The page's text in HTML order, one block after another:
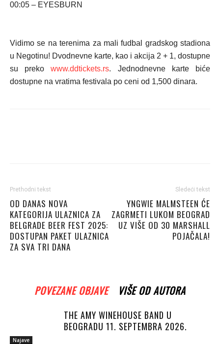
00:05 – EYESBURN
Vidimo se na terenima za mali fudbal gradskog stadiona
u Negotinu! Dvodnevne karte, kao i akcija 2 + 1, dostupne
su prekowww.ddtickets.rs. Jednodnevne karte biće
dostupne na vratima festivala po ceni od 1,500 dinara.
Prethodni tekst
OD DANAS NOVA
KATEGORIJA ULAZNICA ZA
BELGRADE BEER FEST 2025:
DOSTUPAN PAKET ULAZNICA
ZA SVA TRI DANA
Sledeći tekst
YNGWIE MALMSTEEN ĆE
ZAGRMETI LUKOM BEOGRAD
UZ VIŠE OD 30 MARSHALL
POJAČALA!
POVEZANE OBJAVE VIŠE OD AUTORA
Najave
THE AMY WINEHOUSE BAND U
BEOGRADU 11. SEPTEMBRA 2026.